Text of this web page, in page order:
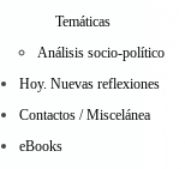
Temáticas
Análisis socio-político
Hoy. Nuevas reflexiones
Contactos / Miscelánea
eBooks